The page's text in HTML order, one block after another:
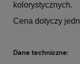
kolorystycznych.
Cena dotyczy
Dane techniczne: